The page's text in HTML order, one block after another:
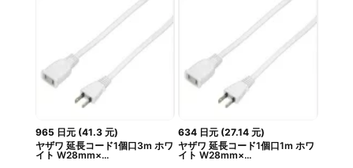
965 日元(41.3 元)
ヤザワ 延長コード1個口3m ホワ
イト W28mm×...
634 日元 (27.14 元)
ヤザワ 延長コード1個口1m ホワ
イト W28mm×...